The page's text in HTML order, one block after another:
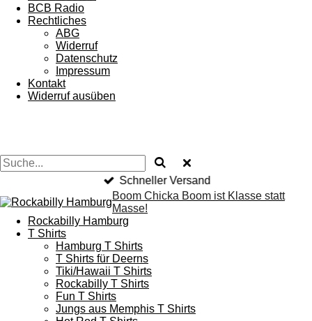
BCB Radio
Rechtliches
ABG
Widerruf
Datenschutz
Impressum
Kontakt
Widerruf ausüben
Schneller Versand
Boom Chicka Boom ist Klasse statt
Masse!
Rockabilly Hamburg
T Shirts
Hamburg T Shirts
T Shirts für Deerns
Tiki/Hawaii T Shirts
Rockabilly T Shirts
Fun T Shirts
Jungs aus Memphis T Shirts